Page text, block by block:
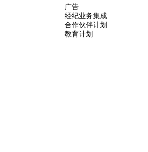
广告
经纪业务集成
合作伙伴计划
教育计划